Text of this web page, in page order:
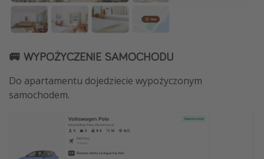
🚐 WYPOŻYCZENIE SAMOCHODU
Do apartamentu dojedziecie wypożyczonym
samochodem.